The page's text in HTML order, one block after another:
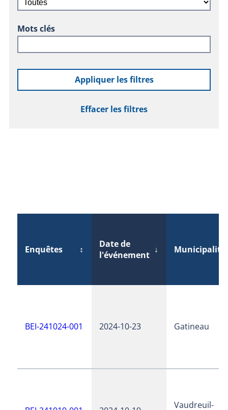
Mots clés
Appliquer les filtres
Effacer les filtres
Enquêtes ↕
Date de
l'événement ↓ Municipalité
BEI-241024-001 2024-10-23 Gatineau
Vaudreuil-